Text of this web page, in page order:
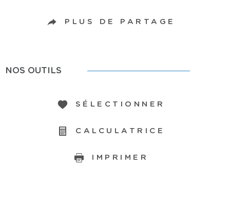
PLUS DE PARTAGE
NOS OUTILS
SÉLECTIONNER
CALCULATRICE
IMPRIMER